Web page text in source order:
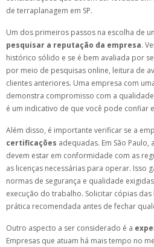
de terraplanagem em SP.
Um dos primeiros passos na escolha de
pesquisar a reputação da empresa.
histórico sólido e se é bem avaliada por
por meio de pesquisas online, leitura de
clientes anteriores. Uma empresa com
demonstra compromisso com a
é um indicativo de que você pode confiar
Além disso, é importante verificar se a
certificações adequadas. Em São
devem estar em conformidade com as
as licenças necessárias para operar. Isso
normas de segurança e qualidade
execução do trabalho. Solicitar cópias
prática recomendada antes de fechar
Outro aspecto a ser considerado é a
Empresas que atuam há mais tempo no